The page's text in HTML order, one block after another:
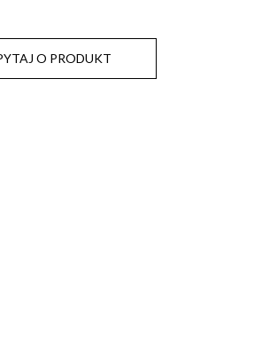
O PRODUKT